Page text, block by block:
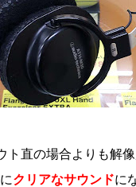
ト直の場合よりも解
クリアなサウンドに